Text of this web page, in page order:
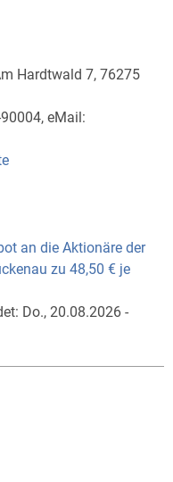
Hardtwald 7, 76275
eMail:
an die Aktionäre der
zu 48,50 € je
Do., 20.08.2026 -